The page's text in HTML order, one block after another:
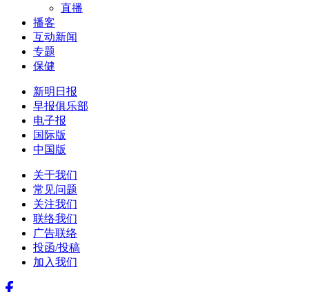
直播
播客
互动新闻
专题
保健
新明日报
早报俱乐部
电子报
国际版
中国版
关于我们
常见问题
关注我们
联络我们
广告联络
投函/投稿
加入我们